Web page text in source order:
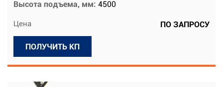
Высота подъема, мм: 4500
Цена ПО ЗАПРОСУ
ПОЛУЧИТЬ КП